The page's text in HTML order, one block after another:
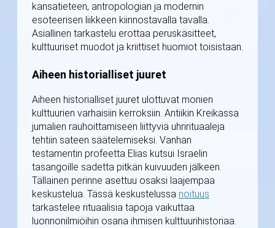
kansatieteen, antropologian ja modernin
esoteerisen liikkeen kiinnostavalla tavalla.
Asiallinen tarkastelu erottaa peruskäsitteet,
kulttuuriset muodot ja kriittiset huomiot toisistaan.
Aiheen historialliset juuret
Aiheen historialliset juuret ulottuvat monien
kulttuurien varhaisiin kerroksiin. Antiikin Kreikassa
jumalien rauhoittamiseen liittyviä uhrirituaaleja
tehtiin sateen säätelemiseksi. Vanhan
testamentin profeetta Elias kutsui Israelin
tasangoille sadetta pitkän kuivuuden jälkeen.
Tällainen perinne asettuu osaksi laajempaa
keskustelua. Tässä keskustelussa noituus
tarkastelee rituaalisia tapoja vaikuttaa
luonnonilmiöihin osana ihmisen kulttuurihistoriaa.